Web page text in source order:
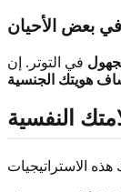
في بعض الأحيان
في التوتر. إن
هويتك الجنسية
النفسية